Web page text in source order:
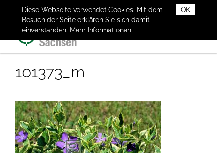
OK
Diese Webseite verwendet Cookies. Mit dem
Besuch der Seite erklären Sie sich damit
einverstanden. Mehr Informationen
101373_m